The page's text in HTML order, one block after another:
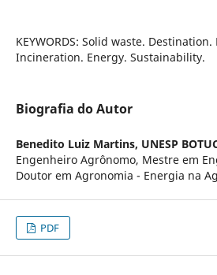
KEYWORDS: Solid waste.
Incineration. Energy. Sustainability.
Biografia do Autor
Benedito Luiz Martins, UNESP
Engenheiro Agrônomo, Mestre em
Doutor em Agronomia - Energia na
PDF